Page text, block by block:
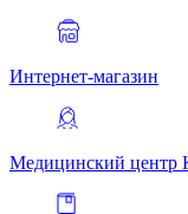
Интернет-магазин
Медицинский центр